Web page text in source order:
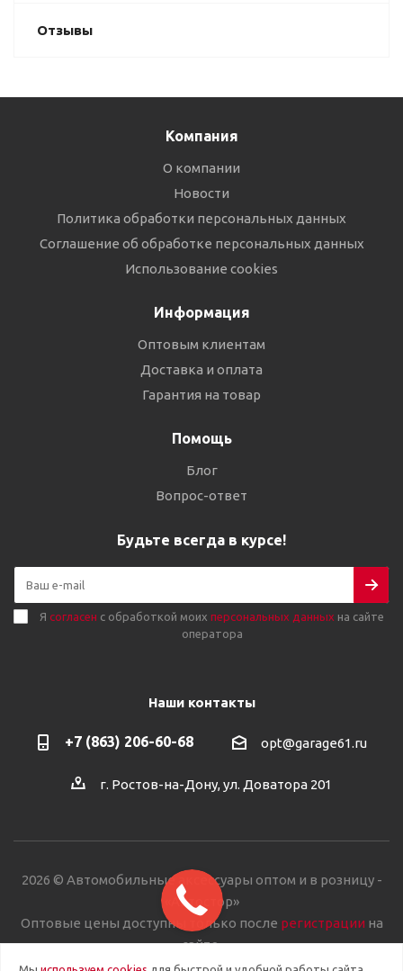
Отзывы
Компания
О компании
Новости
Политика обработки персональных данных
Соглашение об обработке персональных данных
Использование cookies
Информация
Оптовым клиентам
Доставка и оплата
Гарантия на товар
Помощь
Блог
Вопрос-ответ
Будьте всегда в курсе!
Я согласен с обработкой моих персональных данных на сайте
оператора
Наши контакты
+7 (863) 206-60-68 opt@garage61.ru
г. Ростов-на-Дону, ул. Доватора 201
2026 © Автомобильные аксессуары оптом и в розницу -
«Автостор»
Оптовые цены доступны только после регистрации на
сайте.